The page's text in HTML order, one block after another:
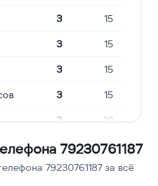
3 15
3 15
3 15
3 15
2 10
2 10
2 10
79230761187
79230761187 за всё